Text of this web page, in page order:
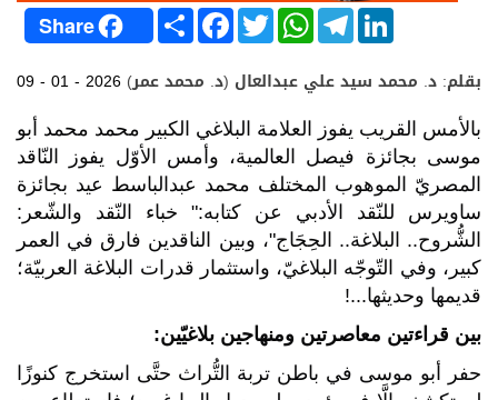
Share S
h
a
e
F
a
c
e
b
o
k
T
w
i
t
t
r
W
h
a
s
p
p
T
e
l
g
a
m
L
i
n
e
I
n
09 - 01 - 2026 بقلم: د. محمد سيد علي عبدالعال (د. محمد عمر)
بالأمس القريب يفوز العلامة البلاغي الكبير محمد محمد أبو
موسى بجائزة فيصل العالمية، وأمس الأوّل يفوز النّاقد
المصريّ الموهوب المختلف محمد عبدالباسط عيد بجائزة
ساويرس للنّقد الأدبي عن كتابه:" خباء النّقد والشّعر:
الشُّروح.. البلاغة.. الحِجَاج"، وبين الناقدين فارق في العمر
كبير، وفي التّوجّه البلاغيّ، واستثمار قدرات البلاغة العربيّة؛
قديمها وحديثها...!
بين قراءتين معاصرتين ومنهاجين بلاغيّين:
حفر أبو موسى في باطن تربة التُّراث حتَّى استخرج كنوزًا